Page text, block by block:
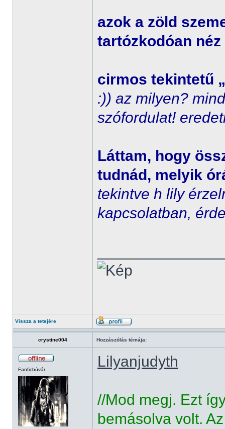
azok a zöld
tartózkodóan
cirmos tekintetű
:)) az milyen?
szófordulat!
Láttam, hogy
tudnád, melyik
tekintve h lily
kapcsolatban,
Vissza a tetejére
crystine004 Hozzászólás témája:
Fanficbúvár Lilyanjudyth
//Mod megj. Ezt
bemásolva volt.